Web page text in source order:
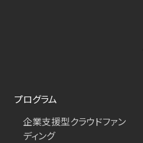
プログラム
企業支援型クラウドファン
ディング